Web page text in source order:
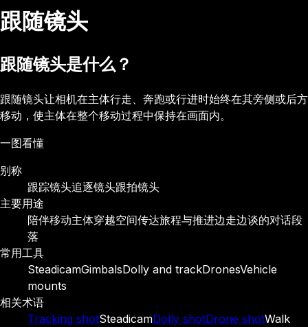
跟随镜头
跟随镜头是什么？
跟随镜头让相机在主体行走、奔跑或行进时始终在其旁侧或后方
移动，使主体在整个移动过程中保持在画面内。
一图看懂
别称
跟踪镜头追逐镜头跟拍镜头
主要用途
陪伴移动主体穿越空间传达旅程与推进边走边谈的对话段
落
常用工具
SteadicamGimbalsDolly and trackDronesVehicle
mounts
相关术语
Tracking shotSteadicamDolly shotDrone shotWalk